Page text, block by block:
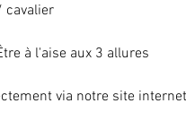
cavalier
à l'aise aux 3 allures
via notre site